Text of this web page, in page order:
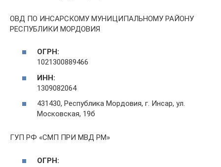
ОВД ПО ИНСАРСКОМУ МУНИЦИПАЛЬНОМУ РАЙОНУ
РЕСПУБЛИКИ МОРДОВИЯ
ОГРН:
1021300889466
ИНН:
1309082064
431430, Республика Мордовия, г. Инсар, ул.
Московская, 19б
ГУП РФ «СМП ПРИ МВД РМ»
ОГРН: